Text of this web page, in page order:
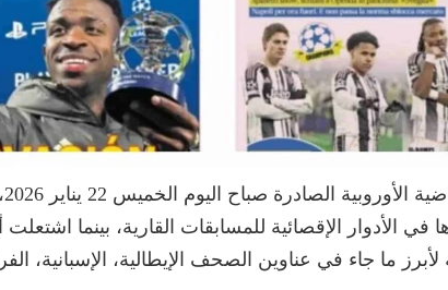
في الأدوار الإقصائية للمسابقات القارية، بينما
ما جاء في عناوين الصحف الإيطالية، الإسبانية،